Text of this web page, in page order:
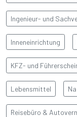
Ingenieur- und
Inneneinrichtung
KFZ- und
Lebensmittel
Reisebüro &